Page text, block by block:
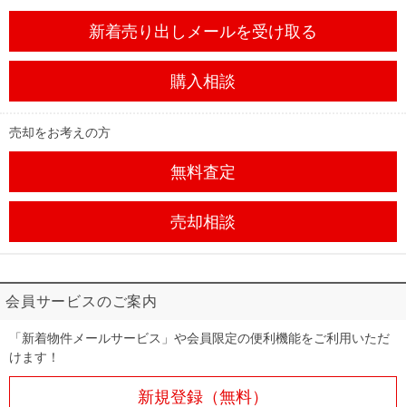
新着売り出しメールを受け取る
購入相談
売却をお考えの方
無料査定
売却相談
会員サービスのご案内
「新着物件メールサービス」や会員限定の便利機能をご利用いただ
けます！
新規登録（無料）